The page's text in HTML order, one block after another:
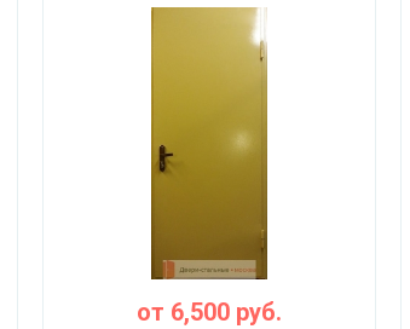
от 6,500руб.